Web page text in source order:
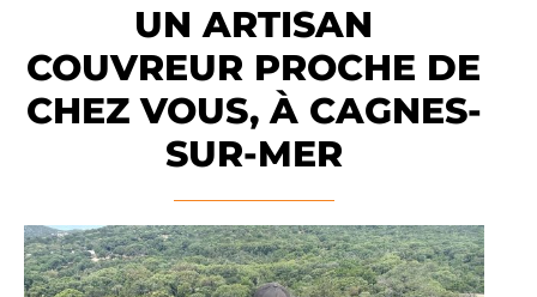
UN ARTISAN
COUVREUR PROCHE DE
CHEZ VOUS, À CAGNES-
SUR-MER